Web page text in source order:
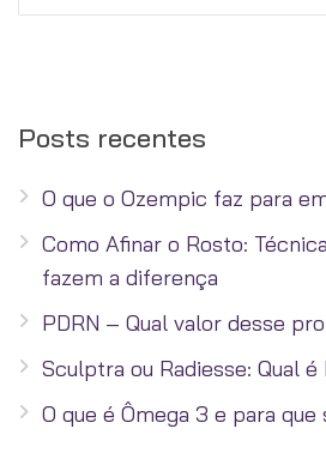
Posts recentes
O que o Ozempic faz para
Como Afinar o Rosto:
fazem a diferença
PDRN – Qual valor desse
Sculptra ou Radiesse: Qual é
O que é Ômega 3 e para que